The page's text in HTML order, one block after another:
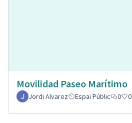
Movilidad Paseo Marítimo
Jordi Alvarez
Espai Públic 0 0